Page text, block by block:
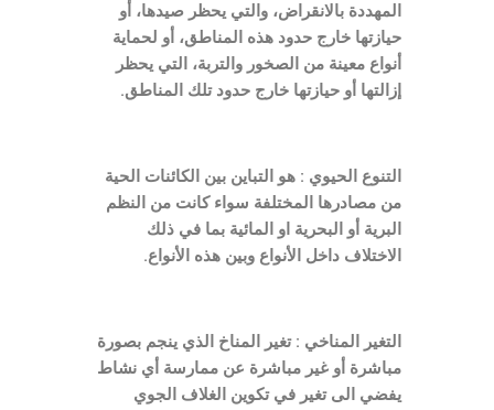
المهددة بالانقراض، والتي يحظر صيدها، أو
حيازتها خارج حدود هذه المناطق، أو لحماية
أنواع معينة من الصخور والتربة، التي يحظر
إزالتها أو حيازتها خارج حدود تلك المناطق.
التنوع الحيوي : هو التباين بين الكائنات الحية
من مصادرها المختلفة سواء كانت من النظم
البرية أو البحرية او المائية بما في ذلك
الاختلاف داخل الأنواع وبين هذه الأنواع.
التغير المناخي : تغير المناخ الذي ينجم بصورة
مباشرة أو غير مباشرة عن ممارسة أي نشاط
يفضي الى تغير في تكوين الغلاف الجوي